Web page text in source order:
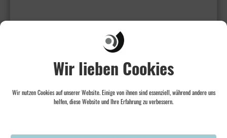
Wir lieben Cookies
Wir nutzen Cookies auf unserer Website. Einige von ihnen sind essenziell, während andere uns
helfen, diese Website und Ihre Erfahrung zu verbessern.